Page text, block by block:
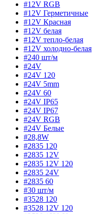
#12V RGB
#12V Герметичные
#12V Красная
#12V белая
#12V тепло-белая
#12V холодно-белая
#240 шт/м
#24V
#24V 120
#24V 5mm
#24V 60
#24V IP65
#24V IP67
#24V RGB
#24V Белые
#28,8W
#2835 120
#2835 12V
#2835 12V 120
#2835 24V
#2835 60
#30 шт/м
#3528 120
#3528 12V 120